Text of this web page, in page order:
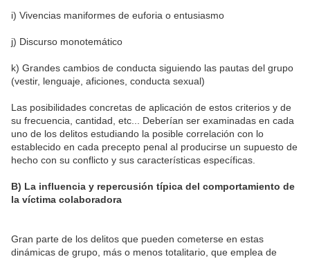
i) Vivencias maniformes de euforia o entusiasmo
j) Discurso monotemático
k) Grandes cambios de conducta siguiendo las pautas del grupo
(vestir, lenguaje, aficiones, conducta sexual)
Las posibilidades concretas de aplicación de estos criterios y de
su frecuencia, cantidad, etc... Deberían ser examinadas en cada
uno de los delitos estudiando la posible correlación con lo
establecido en cada precepto penal al producirse un supuesto de
hecho con su conflicto y sus características específicas.
B) La influencia y repercusión típica del comportamiento de
la víctima colaboradora
Gran parte de los delitos que pueden cometerse en estas
dinámicas de grupo, más o menos totalitario, que emplea de